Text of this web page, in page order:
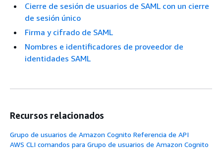
Cierre de sesión de usuarios de SAML con un cierre
de sesión único
Firma y cifrado de SAML
Nombres e identificadores de proveedor de
identidades SAML
Recursos relacionados
Grupo de usuarios de Amazon Cognito Referencia de API
AWS CLI comandos para Grupo de usuarios de Amazon Cognito